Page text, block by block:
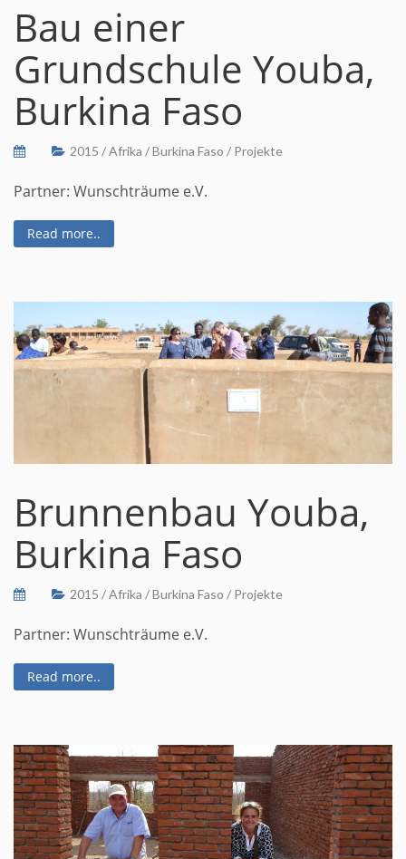
Bau einer
Grundschule Youba,
Burkina Faso
2015 /Afrika /Burkina Faso / Projekte
Partner: Wunschträume e.V.
Read more..
Brunnenbau Youba,
Burkina Faso
2015 /Afrika /Burkina Faso / Projekte
Partner: Wunschträume e.V.
Read more..